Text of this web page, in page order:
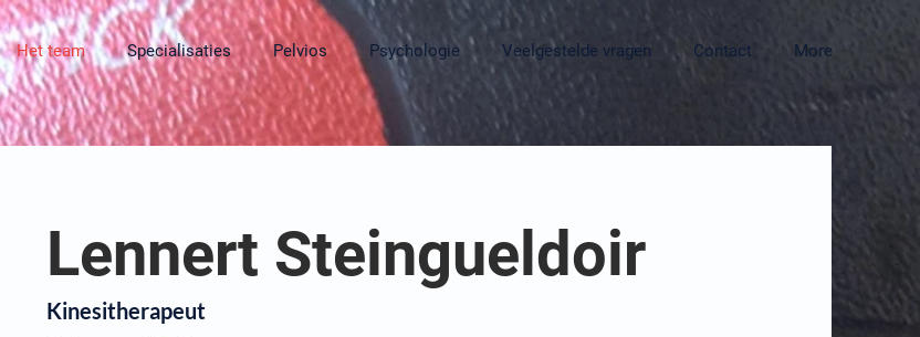
Het team Specialisaties Pelvios Psychologie Veelgestelde vragen Contact More
Lennert Steingueldoir
Kinesitherapeut